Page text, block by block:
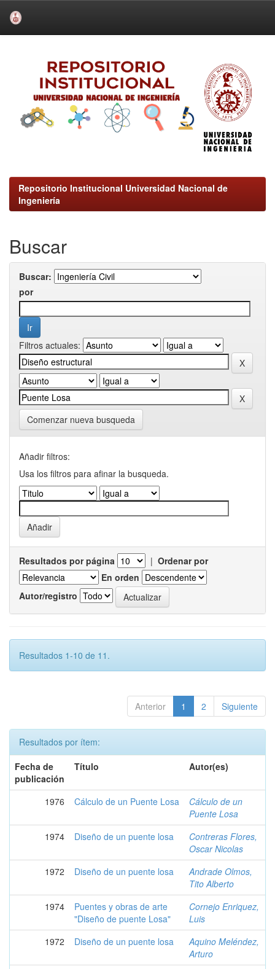
Repositorio Institucional Universidad Nacional de
Ingeniería
Buscar
Buscar:
por
Filtros actuales:
Comenzar nueva busqueda
Añadir filtros:
Usa los filtros para afinar la busqueda.
Resultados por página | Ordenar por
En orden
Autor/registro
Resultados 1-10 de 11.
Anterior 1 2 Siguiente
Resultados por ítem:
Fecha de
publicación
Título Autor(es)
1976 Cálculo de un Puente Losa
Cálculo de un
Puente Losa
1974
Diseño de un puente losa
Contreras Flores,
Oscar Nicolas
1972
Diseño de un puente losa
Andrade Olmos,
Tito Alberto
1974
Puentes y obras de arte
"Diseño de puente Losa"
Cornejo Enriquez,
Luis
1972
Diseño de un puente losa
Aquino Meléndez,
Arturo